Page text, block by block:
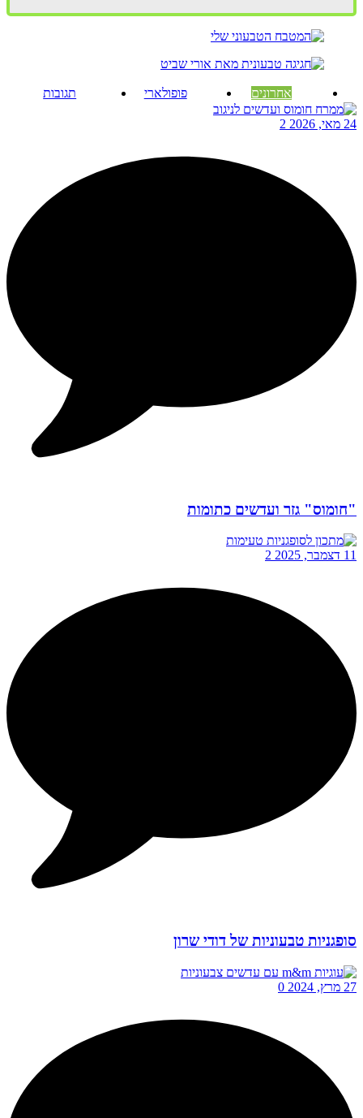
אחרונים פופולארי תגובות
24 מאי, 2026 2
"חומוס" גזר ועדשים כתומות
11 דצמבר, 2025 2
סופגניות טבעוניות של דודי שרון
27 מרץ, 2024 0